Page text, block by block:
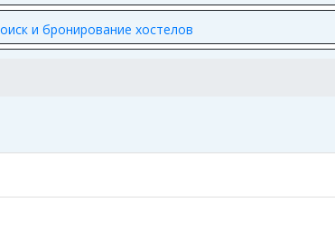
и бронирование хостелов